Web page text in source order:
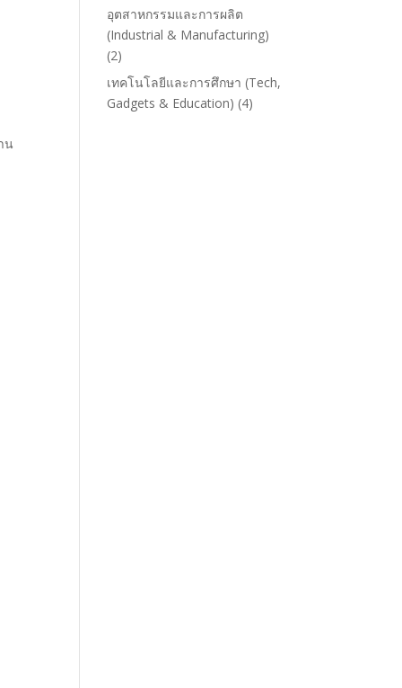
น
อุตสาหกรรมและการผลิต
(Industrial & Manufacturing)
(2)
เทคโนโลยีและการศึกษา (Tech,
Gadgets & Education) (4)